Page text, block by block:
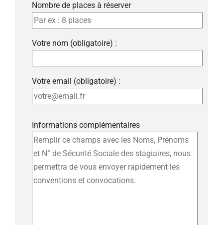
Nombre de places à réserver
Votre nom (obligatoire) :
Votre email (obligatoire) :
Informations complémentaires